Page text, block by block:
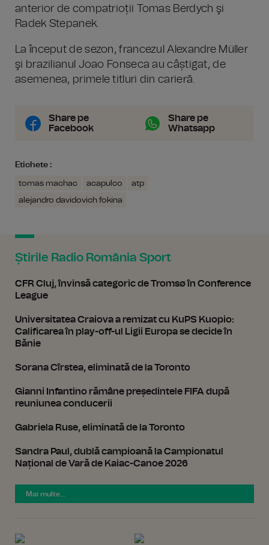
anterior de compatrioții Tomas Berdych şi
Radek Stepanek.
La început de sezon, francezul Alexandre Müller
şi brazilianul Joao Fonseca au câștigat, de
asemenea, primele titluri din carieră.
Share pe
Facebook
Share pe
Whatsapp
Etichete :
tomas machac acapulco
atp
alejandro davidovich fokina
Știrile Radio România Sport
CFR Cluj, învinsă categoric de Tromsø în Conference
League
Universitatea Craiova a remizat cu KuPS Kuopio:
Calificarea în play-off-ul Ligii Europa se decide în
Bănie
Sorana Cîrstea, eliminată de la Toronto
Gianni Infantino rămâne președintele FIFA după
reuniunea conducerii
Gabriela Ruse, eliminată de la Toronto
Sandra Paul, dublă campioană la Campionatul
Național de Vară de Kaiac-Canoe 2026
Mai multe...